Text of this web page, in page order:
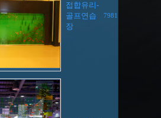
접합유리-
골프연습
장
7981